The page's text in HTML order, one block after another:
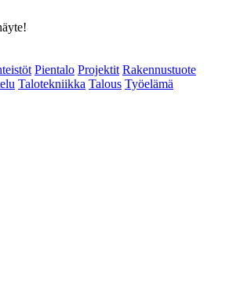
Pientalo Projektit Rakennustuote
Talotekniikka Talous Työelämä